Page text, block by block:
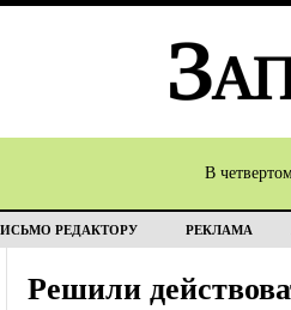
В
РЕДАКТОРУ РЕКЛАМА
Решили